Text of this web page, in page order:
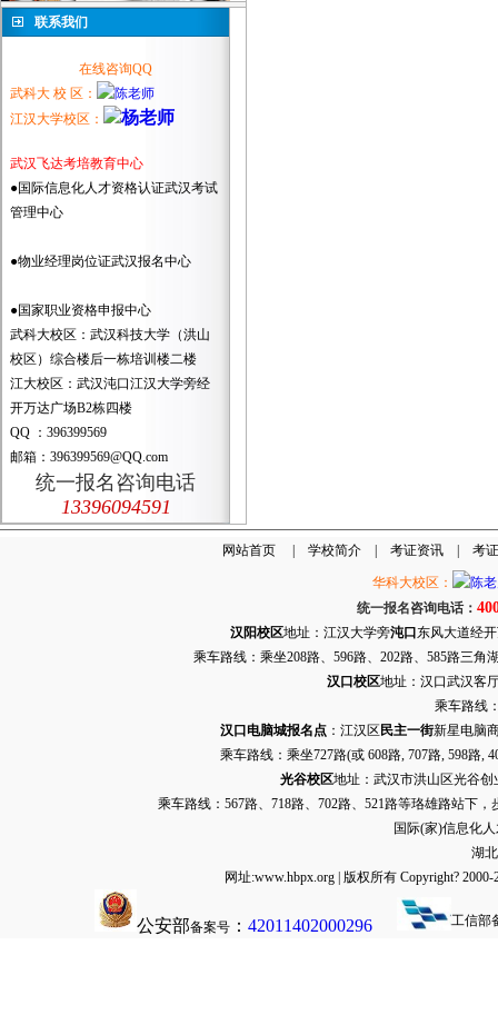
联系我们
在线咨询QQ
武科大 校 区：
江汉大学校区：
武汉飞达考培教育中心
●国际信息化人才资格认证武汉考试
管理中心
●物业经理岗位证武汉报名中心
●国家职业资格申报中心
武科大校区：武汉科技大学（洪山
校区）综合楼后一栋培训楼二楼
江大校区：武汉沌口江汉大学旁经
开万达广场B2栋四楼
QQ ：396399569
邮箱：396399569@QQ.com
统一报名咨询电话
13396094591
网站首页| 学校简介| 考证资讯| 考
华科大校区：
统一报名咨询电话：
汉阳校区地址：江汉大学旁沌口 东风大道经
乘车路线：乘坐208路、596路、202路、585路三
汉口校区地址：汉口武汉客
乘车路线
汉口电脑城报名点：江汉区 民主一街新星电脑
乘车路线：乘坐727路(或 608路, 707路, 598路,
光谷校区地址：武汉市洪山区光谷创
乘车路线：567路、718路、702路、521路等珞雄路站下
国际(家)信息化
湖
网址:www.hbpx.org | 版权所有 Copyright?
公安部备案号 ： 42011402000296 工信部